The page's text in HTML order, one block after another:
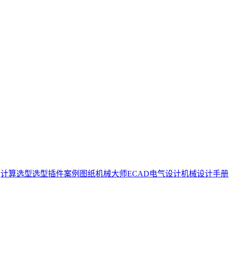
计算选型选型插件案例图纸机械大师ECAD电气设计机械设计手册